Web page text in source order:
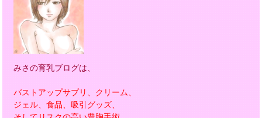
みさの育乳ブログは、
バストアップサプリ、クリーム、
ジェル、食品、吸引グッズ、